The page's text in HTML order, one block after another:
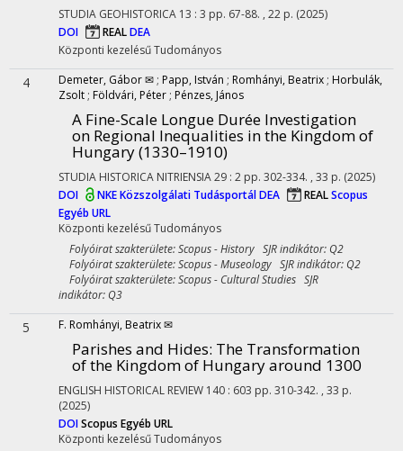
STUDIA GEOHISTORICA 13 : 3 pp. 67-88. , 22 p. (2025)
DOI
REALDEA
Központi kezelésűTudományos
4 Demeter, Gábor ✉ ; Papp, István ; Romhányi, Beatrix ; Horbulák,
Zsolt ; Földvári, Péter ; Pénzes, János
A Fine-Scale Longue Durée Investigation
on Regional Inequalities in the Kingdom of
Hungary (1330–1910)
STUDIA HISTORICA NITRIENSIA29 : 2 pp. 302-334. , 33 p. (2025)
DOI
NKE Közszolgálati TudásportálDEA REALScopus
Egyéb URL
Központi kezelésűTudományos
Folyóirat szakterülete: Scopus - History SJR indikátor: Q2
Folyóirat szakterülete: Scopus - Museology SJR indikátor: Q2
Folyóirat szakterülete: Scopus - Cultural Studies SJR
indikátor: Q3
5 F. Romhányi, Beatrix ✉
Parishes and Hides: The Transformation
of the Kingdom of Hungary around 1300
ENGLISH HISTORICAL REVIEW 140 : 603 pp. 310-342. , 33 p.
(2025)
DOIScopus Egyéb URL
Központi kezelésűTudományos